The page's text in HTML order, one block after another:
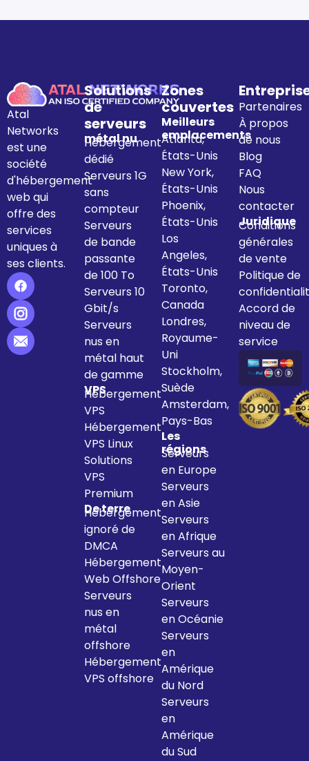
Atal
Networks
est une
société
d'hébergement
web qui
offre des
services
uniques à
ses clients.
Solutions
de
serveurs
métal nu
Hébergement
dédié
Serveurs 1G
sans
compteur
Serveurs
de bande
passante
de 100 To
Serveurs 10
Gbit/s
Serveurs
nus en
métal haut
de gamme
VPS
Hébergement
VPS
Hébergement
VPS Linux
Solutions
VPS
Premium
De terre
Hébergement
ignoré de
DMCA
Hébergement
Web Offshore
Serveurs
nus en
métal
offshore
Hébergement
VPS offshore
Zones
couvertes
Meilleurs
emplacements
Atlanta,
États-Unis
New York,
États-Unis
Phoenix,
États-Unis
Los
Angeles,
États-Unis
Toronto,
Canada
Londres,
Royaume-
Uni
Stockholm,
Suède
Amsterdam,
Pays-Bas
Les
régions
Serveurs
en Europe
Serveurs
en Asie
Serveurs
en Afrique
Serveurs au
Moyen-
Orient
Serveurs
en Océanie
Serveurs
en
Amérique
du Nord
Serveurs
en
Amérique
du Sud
Partenaires
À propos
de nous
Blog
FAQ
Nous
contacter
Juridique
Conditions
générales
de vente
Politique de
Accord de
niveau de
service